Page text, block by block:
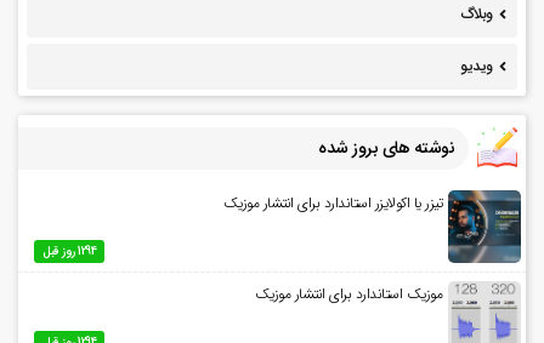
وبلاگ
ویدیو
نوشته های بروز شده
تیزر یا اکولایزر استاندارد برای انتشار موزیک
1294 روز قبل
موزیک استاندارد برای انتشار موزیک